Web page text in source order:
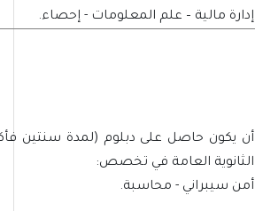
إدارة مالية – علم المعلومات - إحصاء.
أن يكون حاصل على دبلوم (لمدة سنتين
الثانوية العامة في تخصص:
أمن سيبراني - محاسبة.